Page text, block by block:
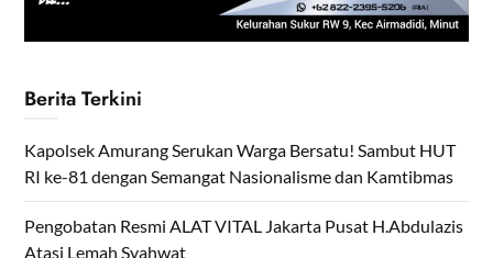
Berita Terkini
Kapolsek Amurang Serukan Warga Bersatu! Sambut HUT
RI ke-81 dengan Semangat Nasionalisme dan Kamtibmas
Pengobatan Resmi ALAT VITAL Jakarta Pusat H.Abdulazis
Atasi Lemah Syahwat